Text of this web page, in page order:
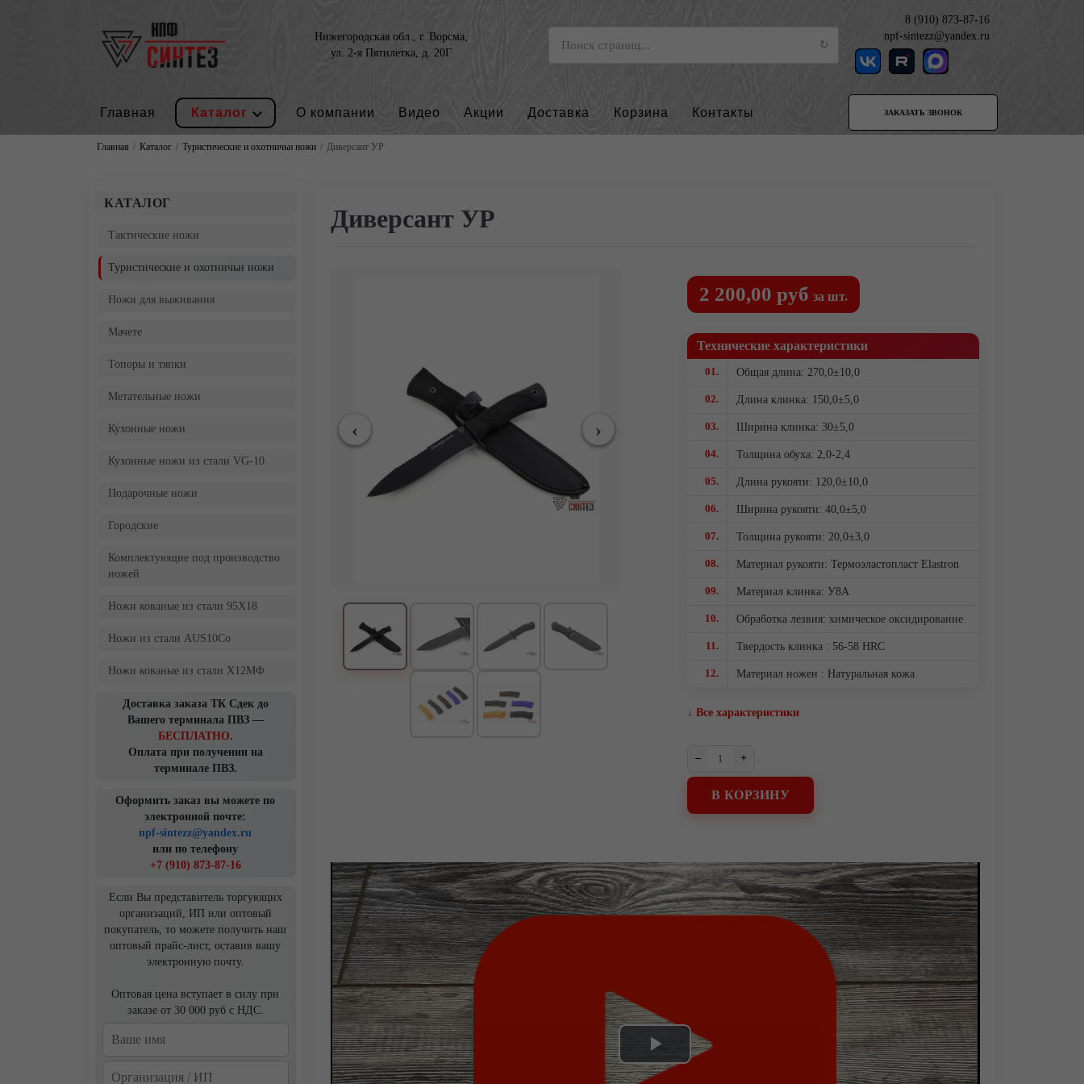
Нижегородская обл., г. Ворсма,
ул. 2-я Пятилетка, д. 20Г
8 (910) 873-87-16
npf-sintezz@yandex.ru
Главная Каталог О компании Видео Акции Доставка Корзина Контакты ЗАКАЗАТЬ ЗВОНОК
Главная Каталог Туристические и охотничьи ножи Диверсант УР
КАТАЛОГ
Тактические ножи
Туристические и охотничьи ножи
Ножи для выживания
Мачете
Топоры и тяпки
Метательные ножи
Кухонные ножи
Кухонные ножи из стали VG-10
Подарочные ножи
Городские
Комплектующие под производство
ножей
Ножи кованые из стали 95Х18
Ножи из стали AUS10Co
Ножи кованые из стали Х12МФ
Доставка заказа ТК Сдек до
Вашего терминала ПВЗ —
БЕСПЛАТНО.
Оплата при получении на
терминале ПВЗ.
Оформить заказ вы можете по
электронной почте:
npf-sintezz@yandex.ru
или по телефону
+7 (910) 873-87-16
Если Вы представитель торгующих
организаций, ИП или оптовый
покупатель, то можете получить наш
оптовый прайс-лист, оставив вашу
электронную почту.
Оптовая цена вступает в силу при
заказе от 30 000 руб с НДС.
Диверсант УР
2 200,00 руб за шт.
Технические характеристики
01. Общая длина: 270,0±10,0
02. Длина клинка: 150,0±5,0
03. Ширина клинка: 30±5,0
04. Толщина обуха: 2,0-2,4
05. Длина рукояти: 120,0±10,0
06. Ширина рукояти: 40,0±5,0
07. Толщина рукояти: 20,0±3,0
08. Материал рукояти: Термоэластопласт Elastron
09. Материал клинка: У8А
10. Обработка лезвия: химическое оксидирование
11. Твердость клинка : 56-58 HRC
12. Материал ножен : Натуральная кожа
↓ Все характеристики
– +
В КОРЗИНУ
Play